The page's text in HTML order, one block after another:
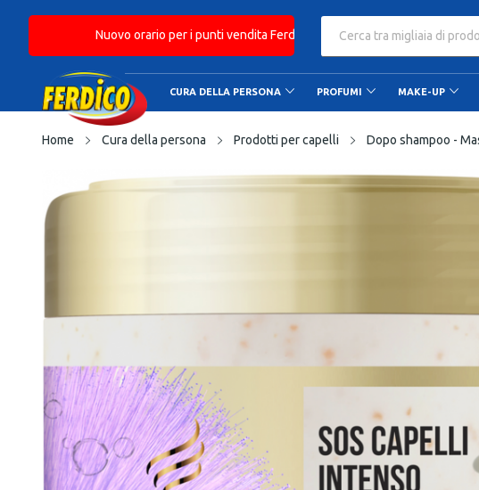
Nuovo orario per i punti vendita Ferdico: Orario continuato dalle 9.00
CURA DELLA PERSONA PROFUMI MAKE-UP
Home Cura della persona Prodotti per capelli Dopo shampoo -